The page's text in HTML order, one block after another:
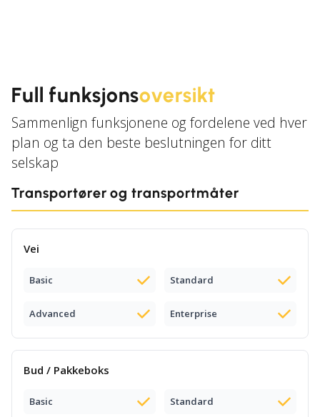
Full funksjonsoversikt
Sammenlign funksjonene og fordelene ved hver
plan og ta den beste beslutningen for ditt
selskap
Transportører og transportmåter
Vei
Basic Standard
Advanced Enterprise
Bud / Pakkeboks
Basic Standard